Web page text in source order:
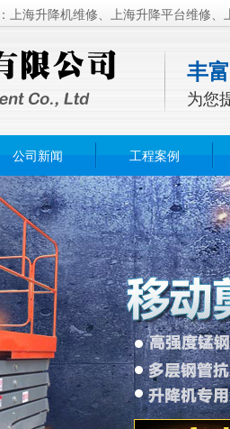
海升降机维修、上海升降平台维修、
丰
为您
公司新闻 工程案例